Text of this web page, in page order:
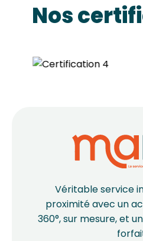
Nos
Véritable service
proximité avec un
360°, sur mesure, et